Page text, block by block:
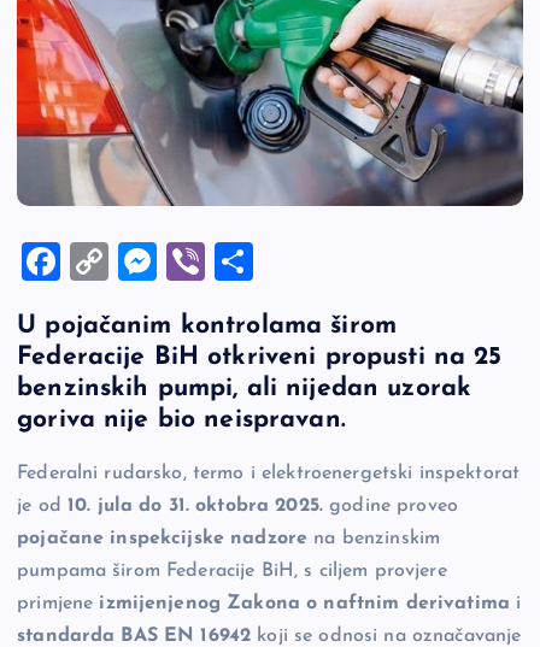
F
c
e
b
o
o
k
C
p
y
Li
n
k
M
se
n
g
er
Vi
er ar
e
U pojačanim kontrolama širom
Federacije BiH otkriveni propusti na 25
benzinskih pumpi, ali nijedan uzorak
goriva nije bio neispravan.
Federalni rudarsko, termo i elektroenergetski inspektorat
je od 10. jula do 31. oktobra 2025. godine proveo
pojačane inspekcijske nadzore na benzinskim
pumpama širom Federacije BiH, s ciljem provjere
primjene izmijenjenog Zakona o naftnim derivatima i
standarda BAS EN 16942 koji se odnosi na označavanje